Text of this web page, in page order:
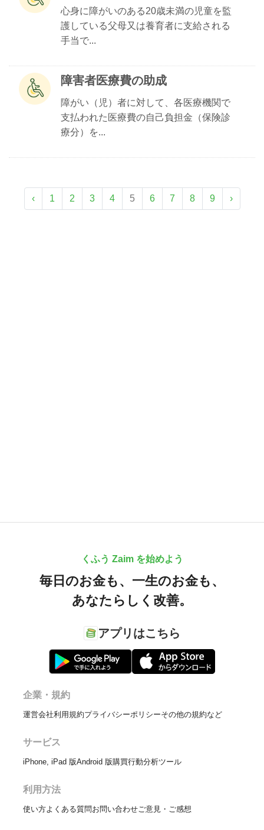
心身に障がいのある20歳未満の児童を監
護している父母又は養育者に支給される
手当で...
障害者医療費の助成
障がい（児）者に対して、各医療機関で
支払われた医療費の自己負担金（保険診
療分）を...
‹ 1 2 3 4 5 6 7 8 9 ›
くふう Zaim を始めよう
毎日のお金も、 一生のお金も、
あなたらしく改善。
アプリはこちら
企業・規約
運営会社利用規約プライバシーポリシーその他の規約など
サービス
iPhone, iPad 版Android 版購買行動分析ツール
利用方法
使い方よくある質問お問い合わせご意見・ご感想